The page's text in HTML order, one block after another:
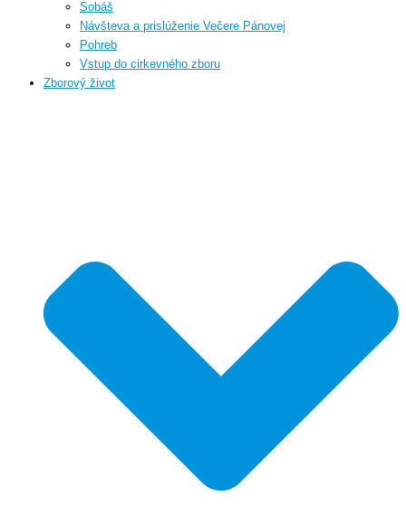
Sobáš
Návšteva a prislúženie Večere Pánovej
Pohreb
Vstup do cirkevného zboru
Zborový život